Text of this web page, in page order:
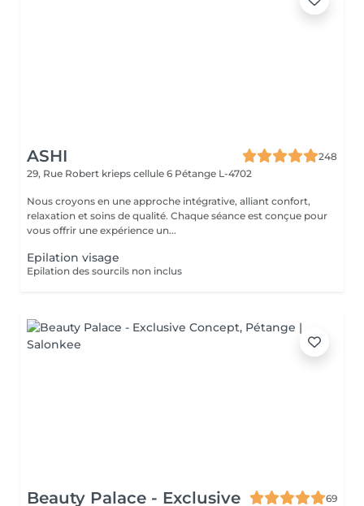
ASHI
248
29, Rue Robert krieps cellule 6 Pétange L-4702
Nous croyons en une approche intégrative, alliant confort,
relaxation et soins de qualité. Chaque séance est conçue pour
vous offrir une expérience un...
Epilation visage
Epilation des sourcils non inclus
Beauty Palace - Exclusive
69